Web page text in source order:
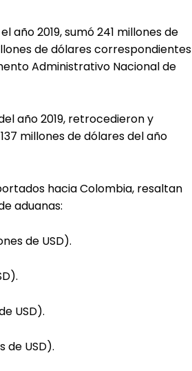
2019, sumó 241 millones de
de dólares correspondientes
Administrativo Nacional de
año 2019, retrocedieron y
millones de dólares del año
hacia Colombia, resaltan
aduanas:
de USD).
USD).
de USD).